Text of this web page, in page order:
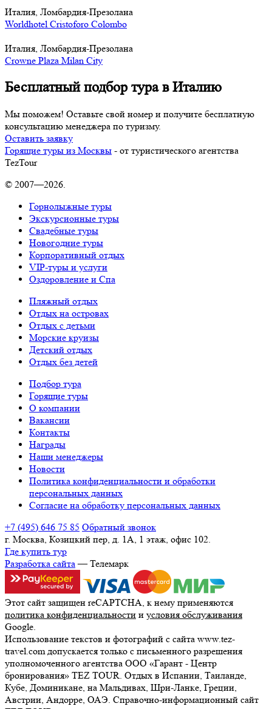
Италия, Ломбардия-Презолана
Worldhotel Cristoforo Colombo
Италия, Ломбардия-Презолана
Crowne Plaza Milan City
Бесплатный подбор тура в Италию
Мы поможем! Оставьте свой номер и получите бесплатную
консультацию менеджера по туризму.
Оставить заявку
Горящие туры из Москвы - от туристического агентства
TezTour
© 2007—2026.
Горнолыжные туры
Экскурсионные туры
Свадебные туры
Новогодние туры
Корпоративный отдых
VIP-туры и услуги
Оздоровление и Спа
Пляжный отдых
Отдых на островах
Отдых с детьми
Морские круизы
Детский отдых
Отдых без детей
Подбор тура
Горящие туры
О компании
Вакансии
Контакты
Награды
Наши менеджеры
Новости
Политика конфиденциальности и обработки
персональных данных
Согласие на обработку персональных данных
+7 (495) 646 75 85 Обратный звонок
г. Москва, Козицкий пер, д. 1А, 1 этаж, офис 102.
Где купить тур
Разработка сайта— Телемарк
Этот сайт защищен reCAPTCHA, к нему применяются
политика конфиденциальности и условия обслуживания
Google.
Использование текстов и фотографий с сайта www.tez-
travel.com допускается только с письменного разрешения
уполномоченного агентства ООО «Гарант - Центр
бронирования» TEZ TOUR. Отдых в Испании, Таиланде,
Кубе, Доминикане, на Мальдивах, Шри-Ланке, Греции,
Австрии, Андорре, ОАЭ. Справочно-информационный сайт